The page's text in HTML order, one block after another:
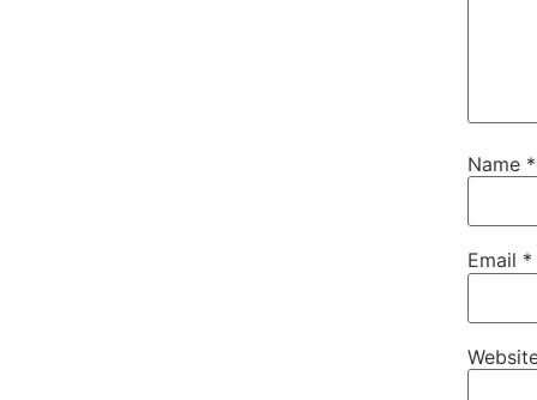
Name *
Email *